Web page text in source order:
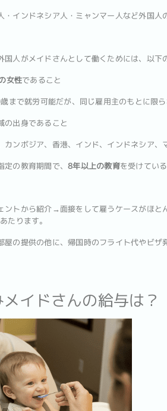
・インドネシア人・ミャンマー人など外国
国人がメイドさんとして働くためには、以下
女性であること
まで就労可能だが、同じ雇用主のもとに限ら
出身であること
カンボジア、香港、インド、インドネシア
の教育期間で、 8年以上の教育を受けてい
ントから紹介→面接をして雇うケースがほ
たります。
屋の提供の他に、帰国時のフライト代やビ
イドさんの給与は？